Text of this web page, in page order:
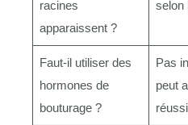
racines
apparaissent ?
selon
Faut-il utiliser des
hormones de
bouturage ?
Pas
peut